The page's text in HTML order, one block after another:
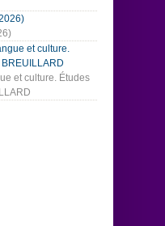
et culture. Études